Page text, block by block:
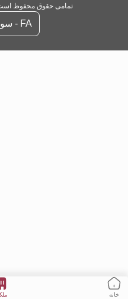
خانه
تمامی حقوق محفوظ است
FA - سوریه